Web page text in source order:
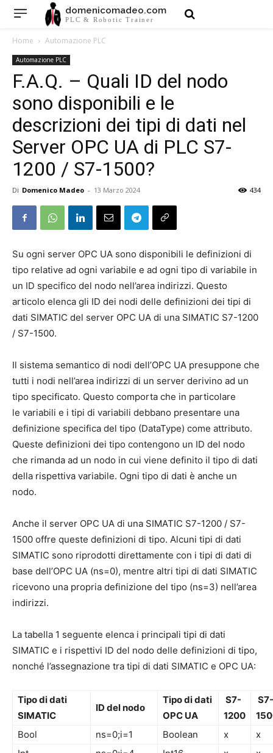
domenicomadeo.com
PLC & Robotic Trainer
Home Automazione PLC
Automazione PLC
F.A.Q. – Quali ID del nodo
sono disponibili e le
descrizioni dei tipi di dati nel
Server OPC UA di PLC S7-
1200 / S7-1500?
Di Domenico Madeo - 13 Marzo 2024 434
Su ogni server OPC UA sono disponibili le definizioni di
tipo relative ad ogni variabile e ad ogni tipo di variabile in
un ID specifico del nodo nell’area indirizzi. Questo
articolo elenca gli ID dei nodi delle definizioni dei tipi di
dati SIMATIC del server OPC UA di una SIMATIC S7-1200
/ S7-1500.
Il sistema semantico di nodi dell’OPC UA presuppone che
tutti i nodi nell’area indirizzi di un server derivino ad un
tipo specificato. Questo comporta che in particolare
le variabili e i tipi di variabili debbano presentare una
definizione specifica del tipo (DataType) come attributo.
Queste definizioni dei tipo contengono un ID del nodo
che rimanda ad un nodo in cui viene definito il tipo di dati
della rispettiva variabile. Ogni tipo di dati è anche un
nodo.
Anche il server OPC UA di una SIMATIC S7-1200 / S7-
1500 offre queste definizioni di tipo. Alcuni tipi di dati
SIMATIC sono riprodotti direttamente con i tipi di dati di
base dell’OPC UA (ns=0), mentre altri tipi di dati SIMATIC
ricevono una propria definizione del tipo (ns=3) nell’area
indirizzi.
La tabella 1 seguente elenca i principali tipi di dati
SIMATIC e i rispettivi ID del nodo delle definizioni di tipo,
nonché l’assegnazione tra tipi di dati SIMATIC e OPC UA:
Tipo di dati
SIMATIC
ID del nodo
Tipo di dati
OPC UA
S7-
1200
S7-
Bool
ns=0;i=1 Boolean x
x